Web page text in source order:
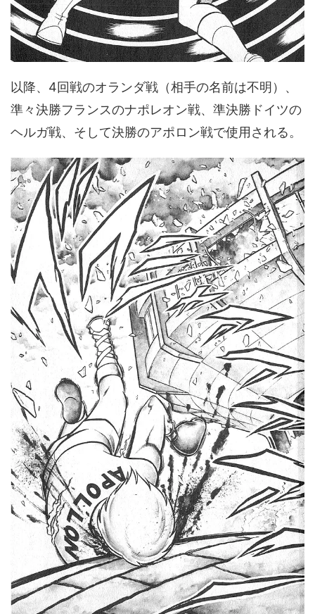
以降、4回戦のオランダ戦（相手の名前は不明）、
準々決勝フランスのナポレオン戦、準決勝ドイツの
ヘルガ戦、そして決勝のアポロン戦で使用される。